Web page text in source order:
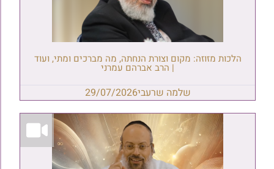
הלכות מזוזה: מקום וצורת הנחתה, מה מברכים ומתי, ועוד
| הרב אברהם עמרני
שלמה שרעבי29/07/2026